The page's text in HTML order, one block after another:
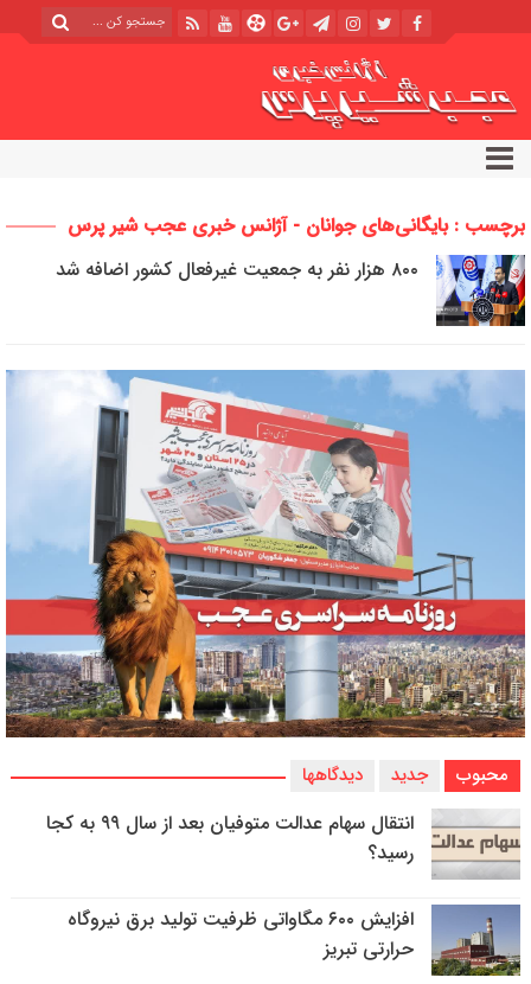
برچسب : بایگانی‌های جوانان - آژانس خبری عجب شیر پرس
۸۰۰ هزار نفر به جمعیت غیرفعال کشور اضافه شد
محبوب جدید دیدگاهها
انتقال سهام عدالت متوفیان بعد از سال ۹۹ به کجا
رسید؟
افزایش ۶۰۰ مگاواتی ظرفیت تولید برق نیروگاه
حرارتی تبریز